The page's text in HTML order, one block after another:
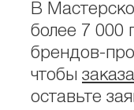
В
более 7 000
брендов-
чтобы
оставьте